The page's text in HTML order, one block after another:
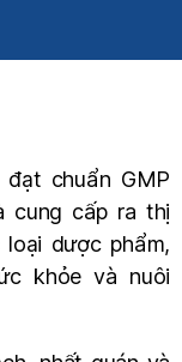
chuẩn GMP
cung cấp ra thị
dược phẩm,
khỏe và nuôi